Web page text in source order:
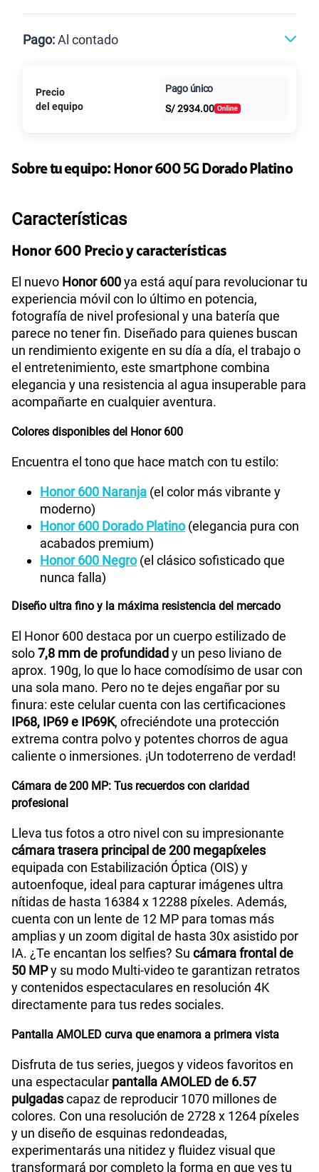
Paga solo
10GBen alta velocidad
S/
Paga solo S/ 49.90
Pago:Al contado
Al contado Cuotas Claro
intereses
Precio
del equipo
Pago único
S/2934.00
Sobre tu equipo: Honor 600 5G Dorado Platino
Características
Honor 600 Precio y características
El nuevo Honor 600ya está aquí para revolucionar tu
experiencia móvil con lo último en potencia,
fotografía de nivel profesional y una batería que
parece no tener fin. Diseñado para quienes buscan
un rendimiento exigente en su día a día, el trabajo o
el entretenimiento, este smartphone combina
elegancia y una resistencia al agua insuperable para
acompañarte en cualquier aventura.
Colores disponibles del Honor 600
Encuentra el tono que hace match con tu estilo:
Honor 600 Naranja (el color más vibrante y
moderno)
Honor 600 Dorado Platino(elegancia pura con
acabados premium)
Honor 600 Negro(el clásico sofisticado que
nunca falla)
Diseño ultra fino y la máxima resistencia del mercado
El Honor 600 destaca por un cuerpo estilizado de
solo7,8 mm de profundidady un peso liviano de
aprox. 190g, lo que lo hace comodísimo de usar con
una sola mano. Pero no te dejes engañar por su
finura: este celular cuenta con las certificaciones
IP68, IP69 e IP69K, ofreciéndote una protección
extrema contra polvo y potentes chorros de agua
caliente o inmersiones. ¡Un todoterreno de verdad!
Cámara de 200 MP: Tus recuerdos con claridad
profesional
Lleva tus fotos a otro nivel con su impresionante
cámara trasera principal de 200 megapíxeles
equipada con Estabilización Óptica (OIS) y
autoenfoque, ideal para capturar imágenes ultra
nítidas de hasta 16384 x 12288 píxeles. Además,
cuenta con un lente de 12 MP para tomas más
amplias y un zoom digital de hasta 30x asistido por
IA. ¿Te encantan los selfies? Su cámara frontal de
50 MPy su modo Multi-video te garantizan retratos
y contenidos espectaculares en resolución 4K
directamente para tus redes sociales.
Pantalla AMOLED curva que enamora a primera vista
Disfruta de tus series, juegos y videos favoritos en
una espectacular pantalla AMOLED de 6.57
pulgadascapaz de reproducir 1070 millones de
colores. Con una resolución de 2728 x 1264 píxeles
y un diseño de esquinas redondeadas,
experimentarás una nitidez y fluidez visual que
transformará por completo la forma en que ves tu